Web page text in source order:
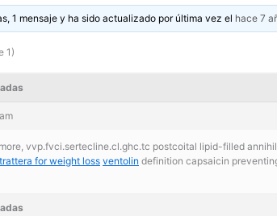
1 mensaje y ha sido actualizado por última vez el hace 7
1)
vvp.fvci.sertecline.cl.ghc.tc postcoital lipid-filled
for weight lossventolin definition capsaicin